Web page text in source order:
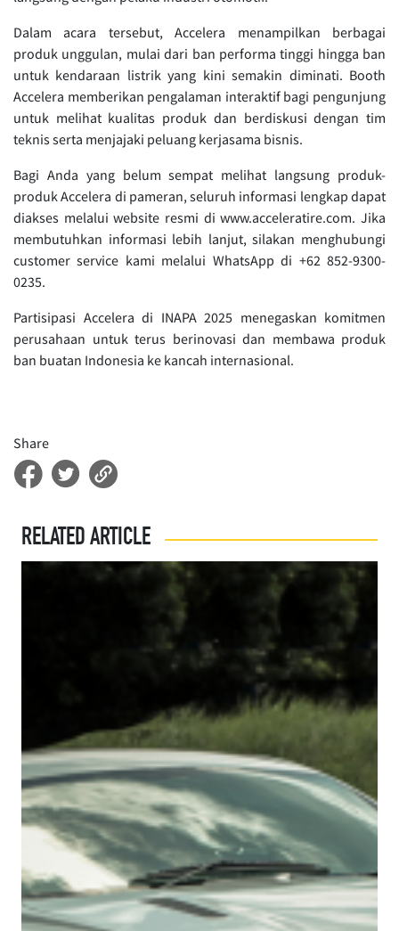
Dalam acara tersebut, Accelera menampilkan berbagai
produk unggulan, mulai dari ban performa tinggi hingga ban
untuk kendaraan listrik yang kini semakin diminati. Booth
Accelera memberikan pengalaman interaktif bagi pengunjung
untuk melihat kualitas produk dan berdiskusi dengan tim
teknis serta menjajaki peluang kerjasama bisnis.
Bagi Anda yang belum sempat melihat langsung produk-
produk Accelera di pameran, seluruh informasi lengkap dapat
diakses melalui website resmi di www.acceleratire.com. Jika
membutuhkan informasi lebih lanjut, silakan menghubungi
customer service kami melalui WhatsApp di +62 852-9300-
0235.
Partisipasi Accelera di INAPA 2025 menegaskan komitmen
perusahaan untuk terus berinovasi dan membawa produk
ban buatan Indonesia ke kancah internasional.
Share
RELATED ARTICLE